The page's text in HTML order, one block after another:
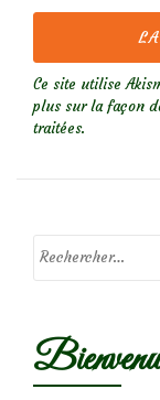
Ce site utilise
plus sur la façon
traitées.